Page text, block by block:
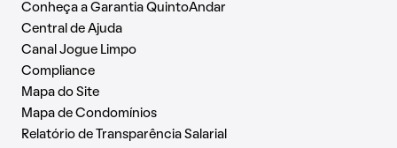
Conheça a Garantia QuintoAndar
Central de Ajuda
Canal Jogue Limpo
Compliance
Mapa do Site
Mapa de Condomínios
Relatório de Transparência Salarial